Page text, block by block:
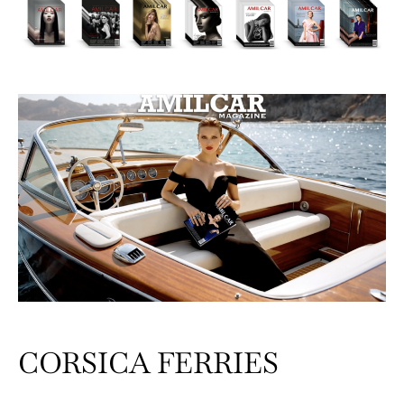
CORSICA FERRIES